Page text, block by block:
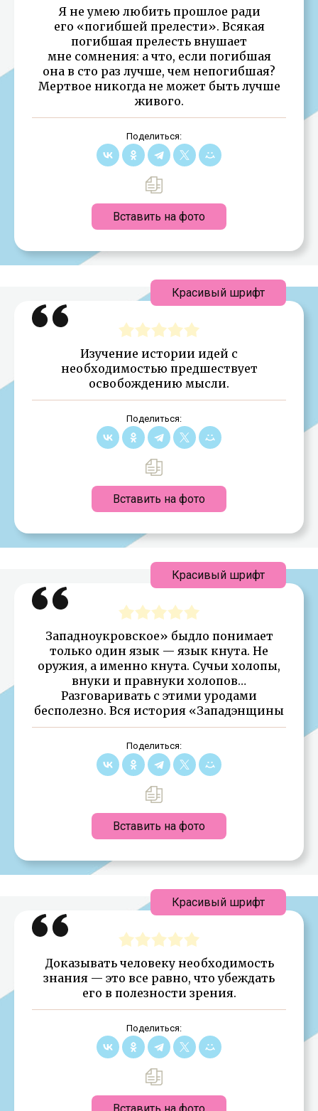
Я не умею любить прошлое ради
его «погибшей прелести». Всякая
погибшая прелесть внушает
мне сомнения: а что, если погибшая
она в сто раз лучше, чем непогибшая?
Мертвое никогда не может быть лучше
живого.
Поделиться:
Вставить на фото
Изучение истории идей с
необходимостью предшествует
освобождению мысли.
Поделиться:
Вставить на фото
Красивый шрифт
Западноукровское» быдло понимает
только один язык — язык кнута. Не
оружия, а именно кнута. Сучьи холопы,
внуки и правнуки холопов…
Разговаривать с этими уродами
бесполезно. Вся история «Западэнщины
Поделиться:
Вставить на фото
Красивый шрифт
Доказывать человеку необходимость
знания — это все равно, что убеждать
его в полезности зрения.
Поделиться:
Красивый шрифт